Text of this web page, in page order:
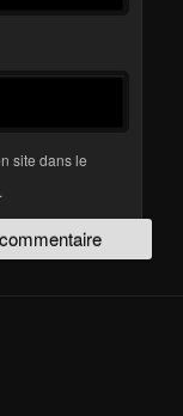
site dans le